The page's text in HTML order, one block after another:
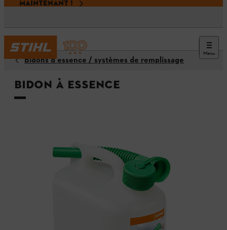
MAINTENANT !
Menu
Bidons d'essence / systèmes de remplissage
Bidon à essence